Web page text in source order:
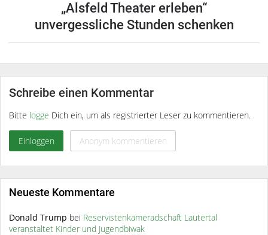
„Alsfeld Theater erleben“
unvergessliche Stunden schenken
Schreibe einen Kommentar
Bitte logge Dich ein, um als registrierter Leser zu kommentieren.
Einloggen Anonym kommentieren
Neueste Kommentare
Donald Trump bei Reservistenkameradschaft Lautertal
veranstaltet Kinder und Jugendbiwak